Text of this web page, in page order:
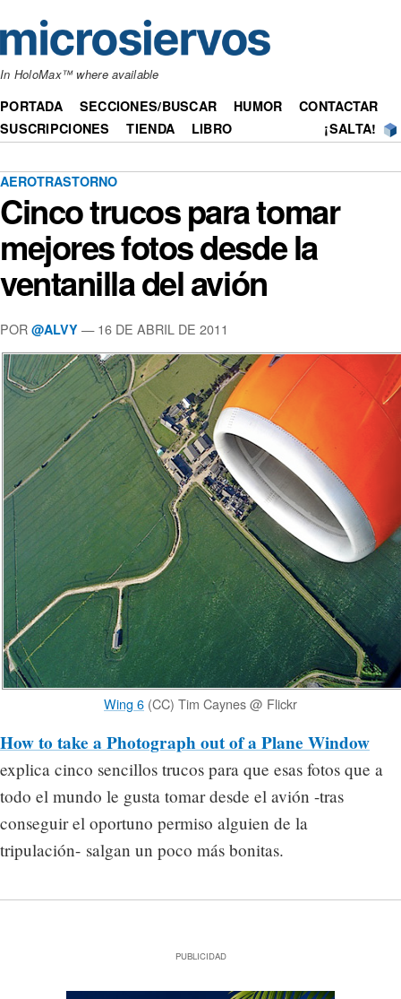
In HoloMax™ where available
PORTADA SECCIONES/BUSCAR HUMOR
CONTACTAR
SUSCRIPCIONES
TIENDA LIBRO ¡SALTA!
AEROTRASTORNO
Cinco trucos para tomar
mejores fotos desde la
ventanilla del avión
POR @ALVY — 16 DE ABRIL DE 2011
Wing 6 (CC) Tim Caynes @ Flickr
How to take a Photograph out of a Plane Window
explica cinco sencillos trucos para que esas fotos que a
todo el mundo le gusta tomar desde el avión -tras
conseguir el oportuno permiso alguien de la
tripulación- salgan un poco más bonitas.
PUBLICIDAD